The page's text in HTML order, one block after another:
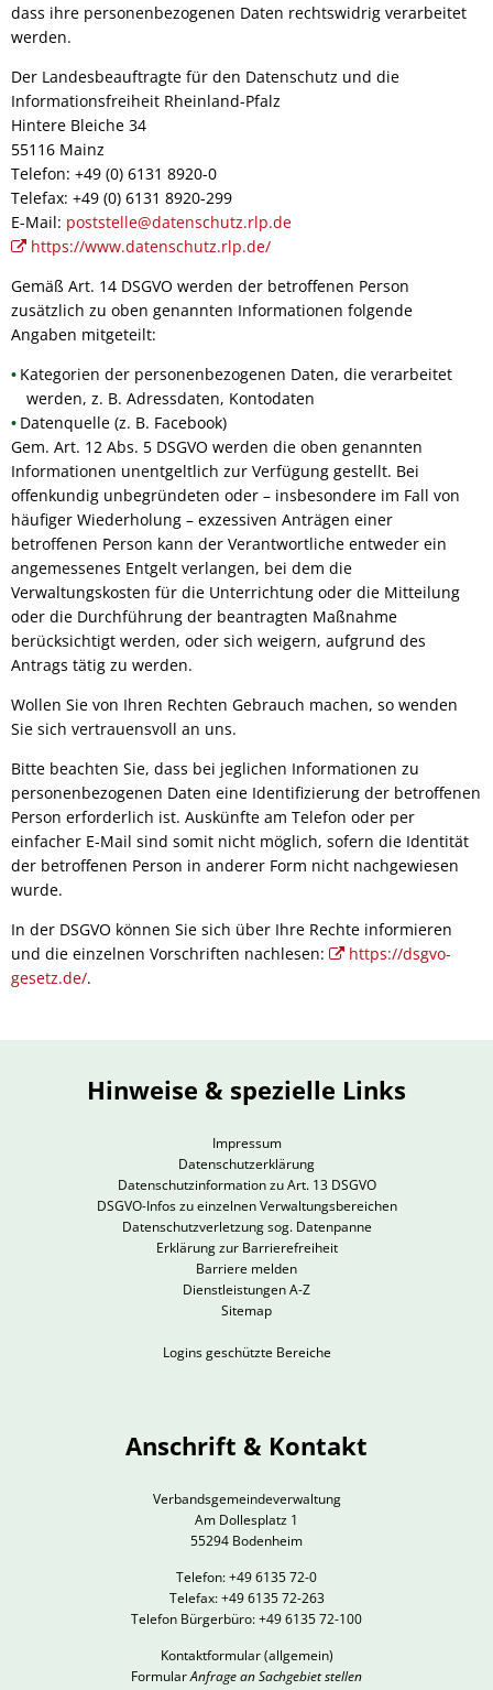
dass ihre personenbezogenen Daten rechtswidrig verarbeitet
werden.
Der Landesbeauftragte für den Datenschutz und die
Informationsfreiheit Rheinland-Pfalz
Hintere Bleiche 34
55116 Mainz
Telefon: +49 (0) 6131 8920-0
Telefax: +49 (0) 6131 8920-299
E-Mail: poststelle@datenschutz.rlp.de
https://www.datenschutz.rlp.de/
Gemäß Art. 14 DSGVO werden der betroffenen Person
zusätzlich zu oben genannten Informationen folgende
Angaben mitgeteilt:
Kategorien der personenbezogenen Daten, die verarbeitet
werden, z. B. Adressdaten, Kontodaten
Datenquelle (z. B. Facebook)
Gem. Art. 12 Abs. 5 DSGVO werden die oben genannten
Informationen unentgeltlich zur Verfügung gestellt. Bei
offenkundig unbegründeten oder – insbesondere im Fall von
häufiger Wiederholung – exzessiven Anträgen einer
betroffenen Person kann der Verantwortliche entweder ein
angemessenes Entgelt verlangen, bei dem die
Verwaltungskosten für die Unterrichtung oder die Mitteilung
oder die Durchführung der beantragten Maßnahme
berücksichtigt werden, oder sich weigern, aufgrund des
Antrags tätig zu werden.
Wollen Sie von Ihren Rechten Gebrauch machen, so wenden
Sie sich vertrauensvoll an uns.
Bitte beachten Sie, dass bei jeglichen Informationen zu
personenbezogenen Daten eine Identifizierung der betroffenen
Person erforderlich ist. Auskünfte am Telefon oder per
einfacher E-Mail sind somit nicht möglich, sofern die Identität
der betroffenen Person in anderer Form nicht nachgewiesen
wurde.
In der DSGVO können Sie sich über Ihre Rechte informieren
und die einzelnen Vorschriften nachlesen:
https://dsgvo-
gesetz.de/.
Hinweise & spezielle Links
Impressum
Datenschutzerklärung
Datenschutzinformation zu Art. 13 DSGVO
DSGVO-Infos zu einzelnen Verwaltungsbereichen
Datenschutzverletzung sog. Datenpanne
Erklärung zur Barrierefreiheit
Barriere melden
Dienstleistungen A-Z
Sitemap
Logins geschützte Bereiche
Anschrift & Kontakt
Verbandsgemeindeverwaltung
Am Dollesplatz 1
55294 Bodenheim
Telefon: +49 6135 72-0
Telefax: +49 6135 72-263
Telefon Bürgerbüro: +49 6135 72-100
Kontaktformular(allgemein)
FormularAnfrage an Sachgebiet stellen